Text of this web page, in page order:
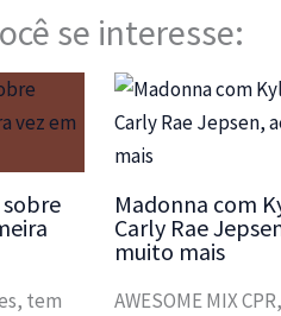
se interesse:
tem
Madonna com
Carly Rae
muito mais
AWESOME MIX